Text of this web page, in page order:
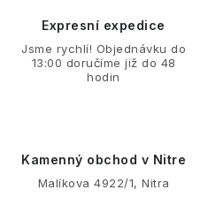
NEZAŘAZENÉ
NOVÝ IMPORT
LETNÍ SPORTY
Expresní expedice
Jsme rychlí! Objednávku do
13:00 doručíme již do 48
hodin
Kamenný obchod v Nitre
Malíkova 4922/1, Nitra